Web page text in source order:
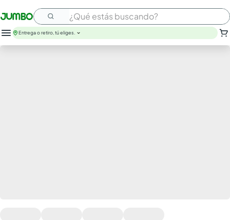
¿Qué estás buscando?
Entrega o retiro, tú eliges.